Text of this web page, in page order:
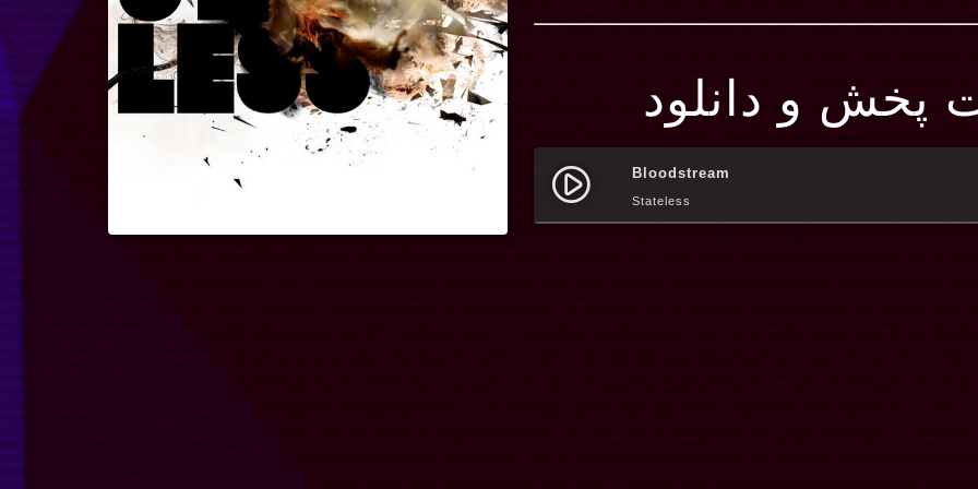
پخش و دانلود
play_circle_filled Bloodstream
Stateless